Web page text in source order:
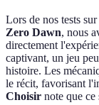
Lors de nos tests
Zero Dawn, nous
directement
captivant, un jeu
histoire. Les
le récit, favorisant
Choisir note que